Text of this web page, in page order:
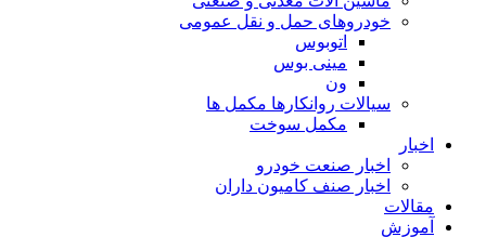
خودروهای حمل و نقل عمومی
اتوبوس
مینی بوس
ون
سیالات روانکارها مکمل ها
مکمل سوخت
اخبار
اخبار صنعت خودرو
اخبار صنف کامیون داران
مقالات
آموزش